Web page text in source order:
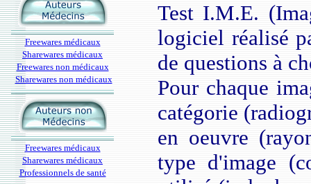
Freewares médicaux
Sharewares médicaux
Freewares non médicaux
Sharewares non médicaux
Freewares médicaux
Sharewares médicaux
Professionnels de santé
Test I.M.E.
logiciel réalisé
de questions à
Pour chaque
catégorie
en oeuvre
type d'image